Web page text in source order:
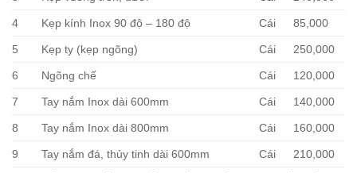
4 Kẹp kính Inox 90 độ – 180 độ Cái 85,000
5 Kẹp ty (kẹp ngõng) Cái 250,000
6 Ngõng chế Cái 120,000
7 Tay nắm Inox dài 600mm Cái 140,000
8 Tay nắm Inox dài 800mm Cái 160,000
9 Tay nắm đá, thủy tinh dài 600mm Cái 210,000